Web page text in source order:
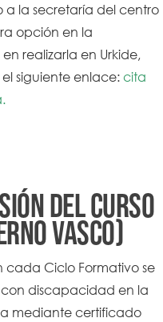
la secretaría del centro
opción en la
en realizarla en Urkide,
siguiente enlace:cita
del curso
Vasco)
cada Ciclo Formativo se
con discapacidad en la
mediante certificado